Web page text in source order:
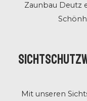
Zaunbau Deutz
Mit unseren